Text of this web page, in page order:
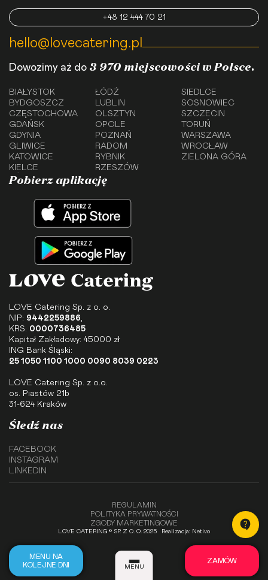
+48 12 444 70 21
hello@lovecatering.pl
Dowozimy aż do 3 970 miejscowości w Polsce.
BIAŁYSTOK
BYDGOSZCZ
CZĘSTOCHOWA
GDAŃSK
GDYNIA
GLIWICE
KATOWICE
KIELCE
ŁÓDŹ
LUBLIN
OLSZTYN
OPOLE
POZNAŃ
RADOM
RYBNIK
RZESZÓW
SIEDLCE
SOSNOWIEC
SZCZECIN
TORUŃ
WARSZAWA
WROCŁAW
ZIELONA GÓRA
Pobierz aplikację
LOVE Catering Sp. z o. o.
NIP: 9442259886,
KRS: 0000736485
Kapitał Zakładowy: 45000 zł
ING Bank Śląski:
25 1050 1100 1000 0090 8039 0223
LOVE Catering Sp. z o.o.
os. Piastów 21b
31-624 Kraków
Śledź nas
FACEBOOK
INSTAGRAM
LINKEDIN
REGULAMIN
POLITYKA PRYWATNOŚCI
ZGODY MARKETINGOWE
LOVE CATERING © SP. Z O. O. 2025 Realizacja: Netivo
MENU NA
KOLEJNE DNI
ZAMÓW
MENU